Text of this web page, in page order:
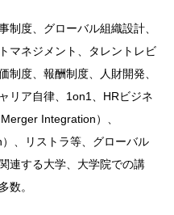
制度、グローバル組織設計、
マネジメント、タレントレビ
制度、報酬制度、人財開発、
リア自律、1on1、HRビジネ
Integration）、
、リストラ等、グローバル
連する大学、大学院での講
数。